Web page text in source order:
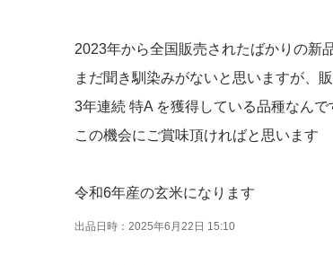
2023年から全国販売されたばかりの新
まだ聞き馴染みがないと思いますが、
3年連続 特A を獲得している品種なんで
この機会にご賞味頂ければと思います
令和6年産の玄米になります
出品日時： 2025年6月22日 15:10